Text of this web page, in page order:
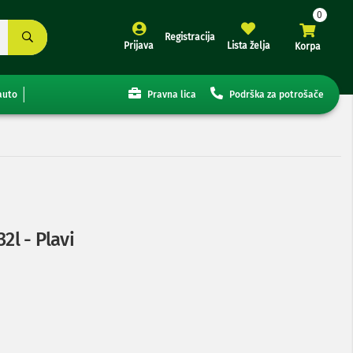
Pravna lica Podrška za potrošače
Korpa
Prijava
Registracija
Lista želja
- Plavi